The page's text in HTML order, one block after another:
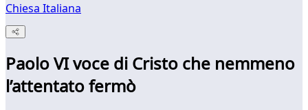
Chiesa Italiana
Paolo VI voce di Cristo che nemmeno
l’attentato fermò